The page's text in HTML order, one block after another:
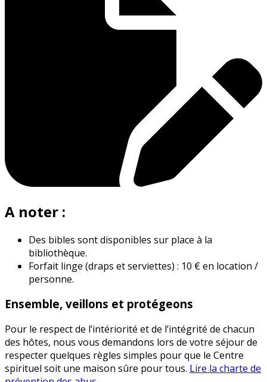
A noter :
Des bibles sont disponibles sur place à la
bibliothèque.
Forfait linge (draps et serviettes) : 10 € en location /
personne.
Ensemble, veillons et protégeons
Pour le respect de l’intériorité et de l’intégrité de chacun
des hôtes, nous vous demandons lors de votre séjour de
respecter quelques règles simples pour que le Centre
spirituel soit une maison sûre pour tous. Lire la charte de